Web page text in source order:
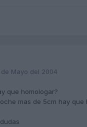
Mayo del 2004
que homologar?
mas de 5cm hay que